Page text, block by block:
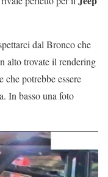
dal Bronco che
alto trovate il rendering
potrebbe essere
In basso una foto